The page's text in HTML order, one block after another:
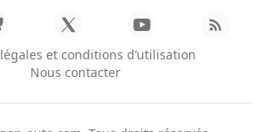
et conditions d’utilisation
Nous contacter